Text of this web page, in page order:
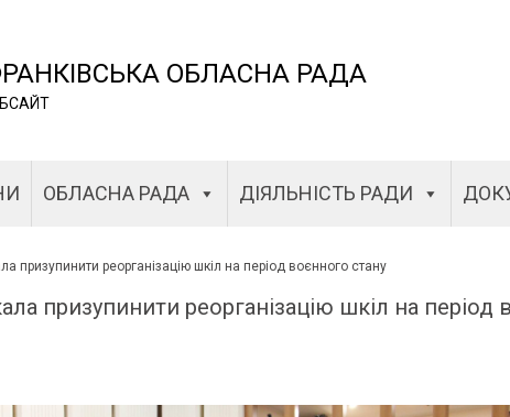
ОБЛАСНА РАДА
ОБЛАСНА РАДА ДІЯЛЬНІСТЬ РАДИ
призупинити реорганізацію шкіл на період воєнного стану
призупинити реорганізацію шкіл на період